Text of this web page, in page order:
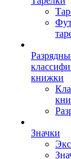
книжки
Значки